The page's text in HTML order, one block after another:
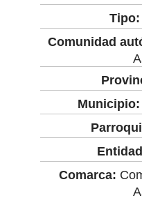
Tipo:
Comunidad
Municipio:
Comarca: